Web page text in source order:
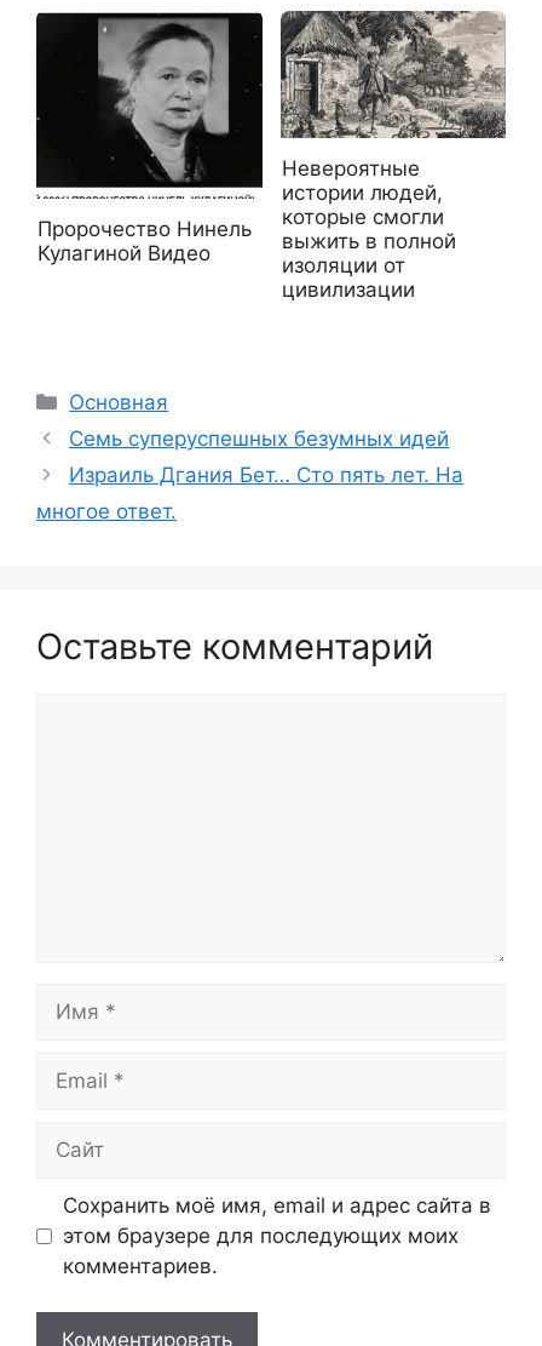
Пророчество Нинель
Кулагиной Видео
Невероятные
истории людей,
которые смогли
выжить в полной
изоляции от
цивилизации
Рубрики
Основная
Семь суперуспешных безумных идей
Израиль Дгания Бет… Сто пять лет. На
многое ответ.
Оставьте комментарий
Сохранить моё имя, email и адрес сайта в
этом браузере для последующих моих
комментариев.